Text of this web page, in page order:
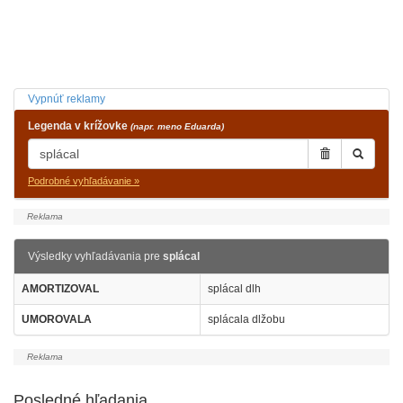
Vypnúť reklamy
Legenda v krížovke (napr. meno Eduarda)
Podrobné vyhľadávanie »
Výsledky vyhľadávania pre splácal
AMORTIZOVAL splácal dlh
UMOROVALA splácala dlžobu